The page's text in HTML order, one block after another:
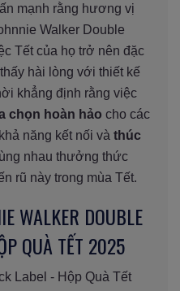
mạnh rằng hương vị
Walker Double
Tết của họ trở nên đặc
hài lòng với thiết kế
khẳng định rằng việc
chọn hoàn hảo cho các
năng kết nối và thúc
nhau thưởng thức
rũ này trong mùa Tết.
WALKER DOUBLE
QUÀ TẾT 2025
Label - Hộp Quà Tết